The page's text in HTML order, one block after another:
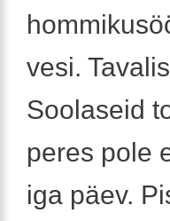
vesi.
Soolaseid
peres pole
iga päev.